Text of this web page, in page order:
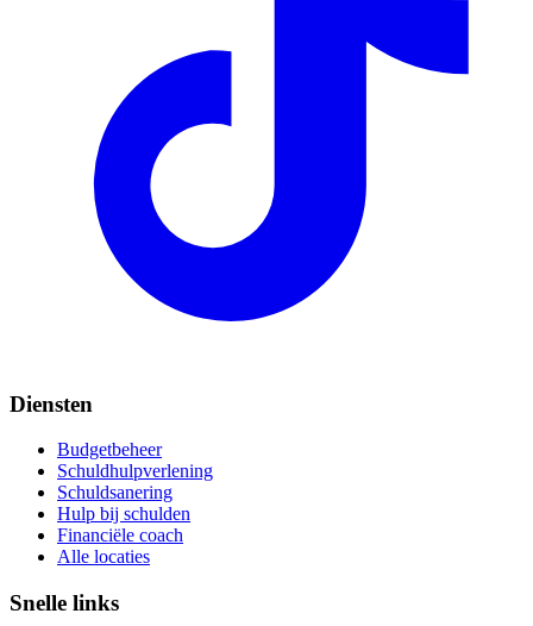
Diensten
Budgetbeheer
Schuldhulpverlening
Schuldsanering
Hulp bij schulden
Financiële coach
Alle locaties
Snelle links